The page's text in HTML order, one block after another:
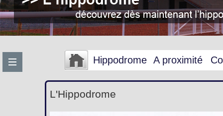
Hippodrome A proximité
L'Hippodrome